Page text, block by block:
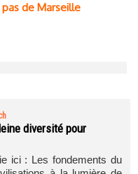
de Marseille
diversité pour
ici : Les fondements du